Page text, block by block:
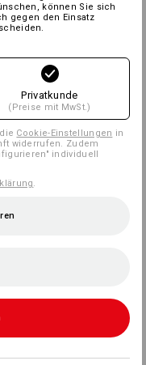
können Sie sich
gegen den Einsatz
Privatkunde
(Preise mit MwSt.)
Cookie-Einstellungen in
widerrufen. Zudem
individuell